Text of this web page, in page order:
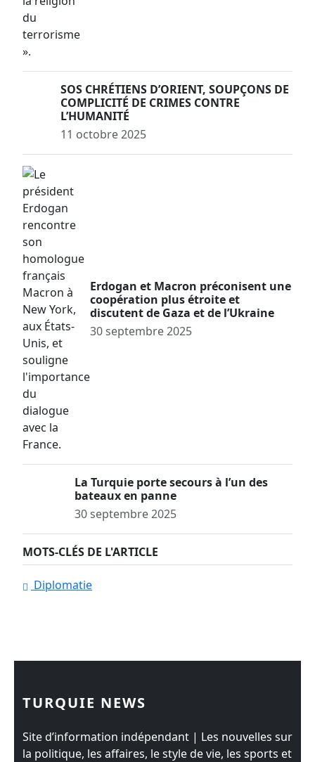
SOS CHRÉTIENS D’ORIENT, SOUPÇONS DE
COMPLICITÉ DE CRIMES CONTRE
L’HUMANITÉ
11 octobre 2025
Erdogan et Macron préconisent une
coopération plus étroite et
discutent de Gaza et de l’Ukraine
30 septembre 2025
La Turquie porte secours à l’un des
bateaux en panne
30 septembre 2025
MOTS-CLÉS DE L'ARTICLE
Diplomatie
TURQUIE NEWS
Site d’information indépendant | Les nouvelles sur
la politique, les affaires, le style de vie, les sports et